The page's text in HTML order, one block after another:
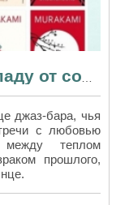
джаз-бара, чья
с любовью
теплом
прошлого,